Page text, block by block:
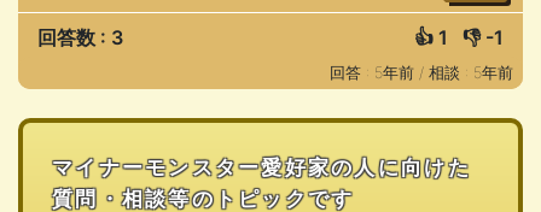
回答数 : 3 👍 1 👎 -1
回答 : 5年前 / 相談 : 5年前
マイナーモンスター愛好家の人に向けた
質問・相談等のトピックです